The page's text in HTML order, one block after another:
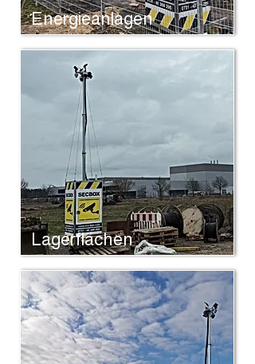
Energieanlagen
Lagerflächen